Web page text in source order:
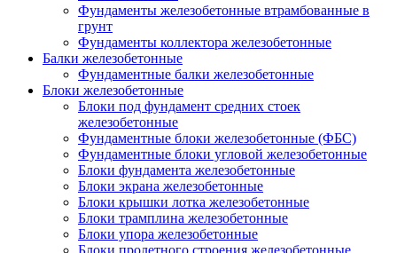
Фундаменты железобетонные втрамбованные в
грунт
Фундаменты коллектора железобетонные
Балки железобетонные
Фундаментные балки железобетонные
Блоки железобетонные
Блоки под фундамент средних стоек
железобетонные
Фундаментные блоки железобетонные (ФБС)
Фундаментные блоки угловой железобетонные
Блоки фундамента железобетонные
Блоки экрана железобетонные
Блоки крышки лотка железобетонные
Блоки трамплина железобетонные
Блоки упора железобетонные
Блоки пролетного строения железобетонные